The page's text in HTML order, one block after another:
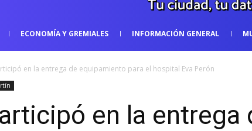
ECONOMÍA Y GREMIALES INFORMACIÓN GENERAL
en la entrega de equipamiento para el hospital Eva Perón
en la entrega